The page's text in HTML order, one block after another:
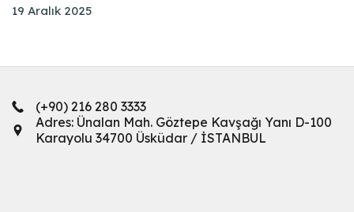
19 Aralık 2025
(+90) 216 280 3333
Adres: Ünalan Mah. Göztepe Kavşağı Yanı D-100
Karayolu 34700 Üsküdar / İSTANBUL